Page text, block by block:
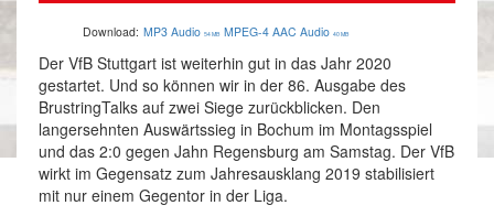
Download: MP3 Audio 54 MB MPEG-4 AAC Audio 40 MB
Der VfB Stuttgart ist weiterhin gut in das Jahr 2020
gestartet. Und so können wir in der 86. Ausgabe des
BrustringTalks auf zwei Siege zurückblicken. Den
langersehnten Auswärtssieg in Bochum im Montagsspiel
und das 2:0 gegen Jahn Regensburg am Samstag. Der VfB
wirkt im Gegensatz zum Jahresausklang 2019 stabilisiert
mit nur einem Gegentor in der Liga.